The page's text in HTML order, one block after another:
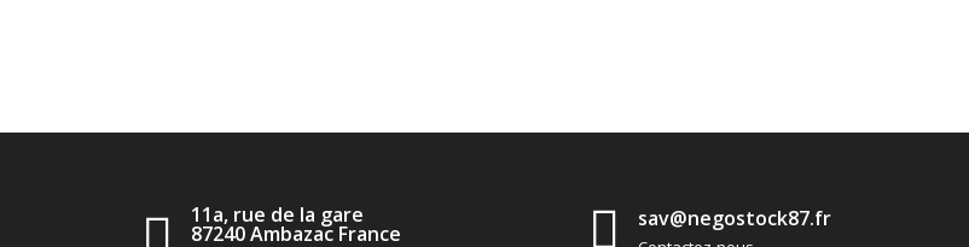
11a, rue de la gare
87240 Ambazac France
sav@negostock87.fr